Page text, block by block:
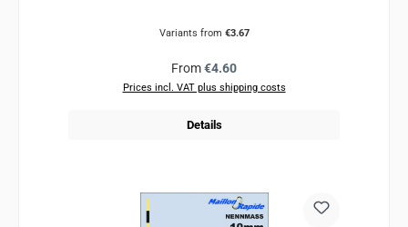
Variants from €3.67
Regular price:
From€4.60
Prices incl. VAT plus shipping costs
Details